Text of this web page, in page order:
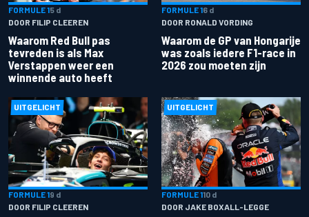
FORMULE 15 d
DOOR FILIP CLEEREN
Waarom Red Bull pas
tevreden is als Max
Verstappen weer een
winnende auto heeft
FORMULE 16 d
DOOR RONALD VORDING
Waarom de GP van Hongarije
was zoals iedere F1-race in
2026 zou moeten zijn
UITGELICHT
FORMULE 19 d
DOOR FILIP CLEEREN
UITGELICHT
FORMULE 110 d
DOOR JAKE BOXALL-LEGGE